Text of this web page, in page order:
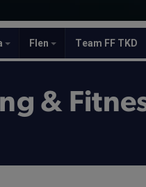
Flen Team FF TKD
&